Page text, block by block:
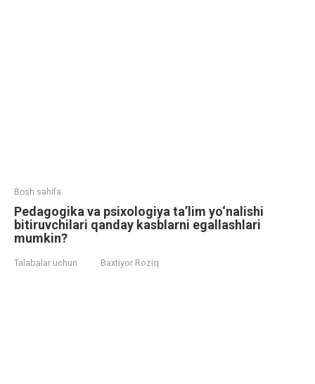
Bosh sahifa
Pedagogika va psixologiya ta’lim yo‘nalishi
bitiruvchilari qanday kasblarni egallashlari
mumkin?
Talabalar uchun Baxtiyor Roziq